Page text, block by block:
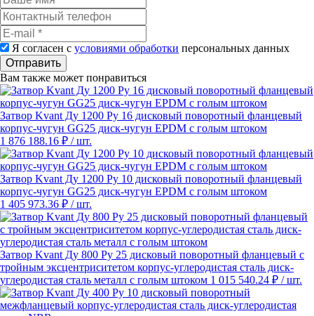
Я согласен с условиями обработки персональных данных
Отправить
Вам также может понравиться
Затвор Kvant Ду 1200 Ру 16 дисковый поворотный фланцевый
корпус-чугун GG25 диск-чугун EPDM с голым штоком
1 876 188.16 ₽ / шт.
Затвор Kvant Ду 1200 Ру 10 дисковый поворотный фланцевый
корпус-чугун GG25 диск-чугун EPDM с голым штоком
1 405 973.36 ₽ / шт.
Затвор Kvant Ду 800 Ру 25 дисковый поворотный фланцевый с
тройным эксцентриситетом корпус-углеродистая сталь диск-
углеродистая сталь металл с голым штоком 1 015 540.24 ₽ / шт.